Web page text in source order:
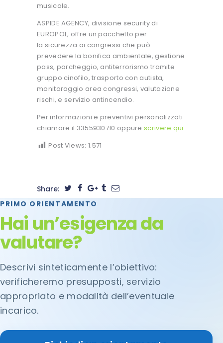
musicale.
ASPIDE AGENCY, divisione security di
EUROPOL, offre un pacchetto per
la sicurezza ai congressi che può
prevedere la bonifica ambientale, gestione
pass, parcheggio, antiterrorismo tramite
gruppo cinofilo, trasporto con autista,
monitoraggio area congressi, valutazione
rischi, e servizio antincendio.
Per informazioni e preventivi personalizzati
chiamare il 3355930710 oppurescrivere qui
Post Views: 1.571
Share:
PRIMO ORIENTAMENTO
Hai un’esigenza da
valutare?
Descrivi sinteticamente l’obiettivo:
verificheremo presupposti, servizio
appropriato e modalità dell’eventuale
incarico.